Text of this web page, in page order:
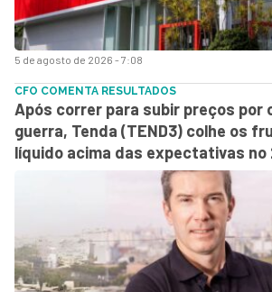
5 de agosto de 2026 - 7:08
CFO COMENTA RESULTADOS
Após correr para subir preços por
guerra, Tenda (TEND3) colhe os
líquido acima das expectativas no